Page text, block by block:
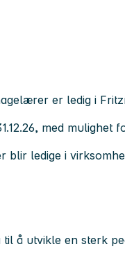
er ledig i
med mulighet
blir ledige i
å utvikle en sterk